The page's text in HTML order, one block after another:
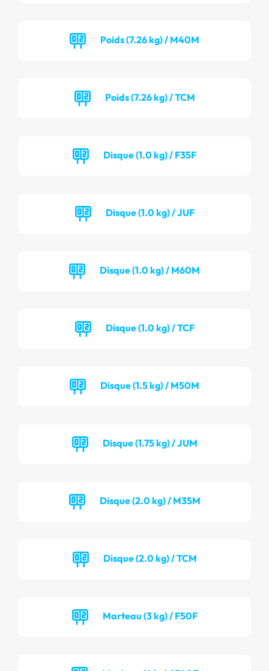
Poids (7.26 kg) / M40M
Poids (7.26 kg) / TCM
Disque (1.0 kg) / F35F
Disque (1.0 kg) / JUF
Disque (1.0 kg) / M60M
Disque (1.0 kg) / TCF
Disque (1.5 kg) / M50M
Disque (1.75 kg) / JUM
Disque (2.0 kg) / M35M
Disque (2.0 kg) / TCM
Marteau (3 kg) / F50F